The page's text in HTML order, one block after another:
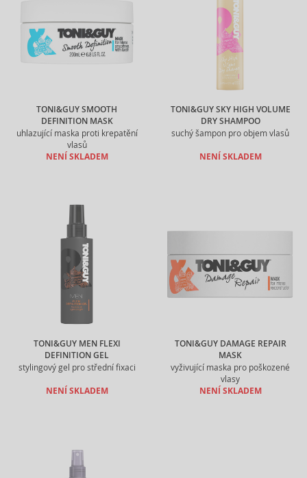
TONI&GUY SMOOTH
DEFINITION MASK
uhlazující maska proti krepatění
vlasů
NENÍ SKLADEM
TONI&GUY SKY HIGH VOLUME
DRY SHAMPOO
suchý šampon pro objem vlasů
NENÍ SKLADEM
TONI&GUY MEN FLEXI
DEFINITION GEL
stylingový gel pro střední fixaci
NENÍ SKLADEM
TONI&GUY DAMAGE REPAIR
MASK
vyživující maska pro poškozené
vlasy
NENÍ SKLADEM